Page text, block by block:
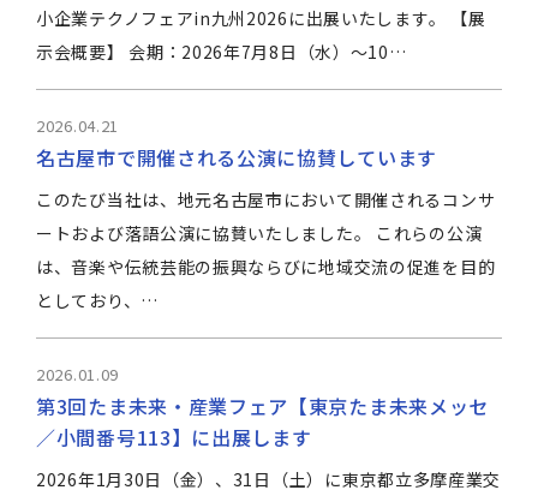
小企業テクノフェアin九州2026に出展いたします。 【展
示会概要】 会期：2026年7月8日（水）～10…
2026.04.21
名古屋市で開催される公演に協賛しています
このたび当社は、地元名古屋市において開催されるコンサ
ートおよび落語公演に協賛いたしました。 これらの公演
は、音楽や伝統芸能の振興ならびに地域交流の促進を目的
としており、…
2026.01.09
第3回たま未来・産業フェア【東京たま未来メッセ
／小間番号113】に出展します
2026年1月30日（金）、31日（土）に東京都立多摩産業交